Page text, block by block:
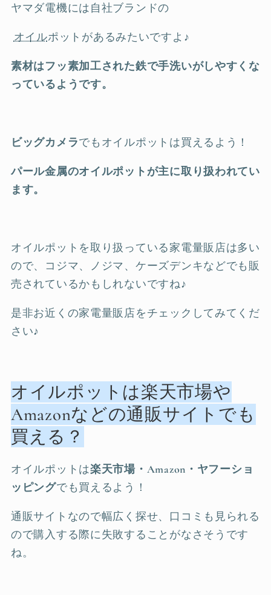
ヤマダ電機には自社ブランドの
オイルポットがあるみたいですよ♪
素材はフッ素加工された鉄で手洗いがしやすくな
っているようです。
ビッグカメラでもオイルポットは買えるよう！
パール金属のオイルポットが主に取り扱われてい
ます。
オイルポットを取り扱っている家電量販店は多い
ので、コジマ、ノジマ、ケーズデンキなどでも販
売されているかもしれないですね♪
是非お近くの家電量販店をチェックしてみてくだ
さい♪
オイルポットは楽天市場や
Amazonなどの通販サイトでも
買える？
オイルポットは楽天市場・Amazon・ヤフーショ
ッピングでも買えるよう！
通販サイトなので幅広く探せ、口コミも見られる
ので購入する際に失敗することがなさそうです
ね。